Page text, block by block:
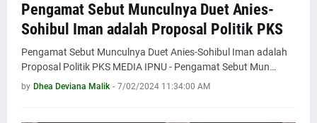
Pengamat Sebut Munculnya Duet Anies-
Sohibul Iman adalah Proposal Politik PKS
Pengamat Sebut Munculnya Duet Anies-Sohibul Iman adalah
Proposal Politik PKS MEDIA IPNU - Pengamat Sebut Mun…
by Dhea Deviana Malik - 7/02/2024 11:34:00 AM